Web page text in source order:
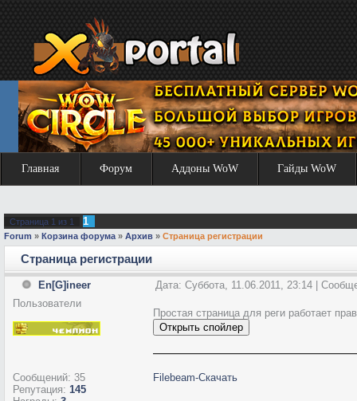
Главная Форум Аддоны WoW Гайды WoW
Страница 1 из 1 1
Forum » Корзина форума » Архив » Страница регистрации
Страница регистрации
En[G]ineer
Дата: Суббота, 11.06.2011, 23:14 |
Пользователи
Сообщений: 35
Репутация: 145
Простая страница для реги работает
Filebeam-Cкачать